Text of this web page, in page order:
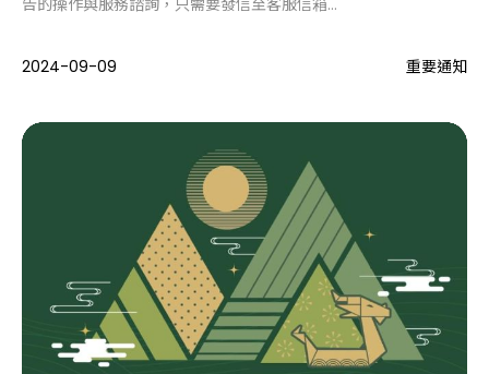
告的操作與服務諮詢，只需要發信至客服信箱
2024-09-09
重要通知